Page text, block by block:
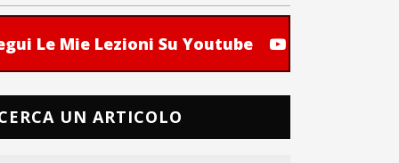
Le Mie Lezioni Su Youtube
UN ARTICOLO